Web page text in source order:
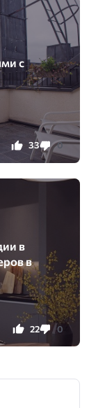
с
33 0
в
в
22 0